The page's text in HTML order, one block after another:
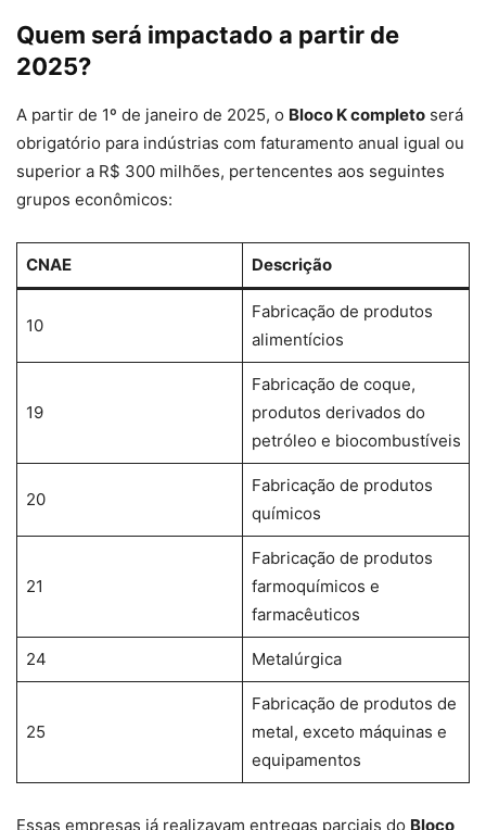
Quem será impactado a partir de
2025?
A partir de 1º de janeiro de 2025, o Bloco K completo será
obrigatório para indústrias com faturamento anual igual ou
superior a R$ 300 milhões, pertencentes aos seguintes
grupos econômicos:
CNAE Descrição
10
Fabricação de produtos
alimentícios
19
Fabricação de coque,
produtos derivados do
petróleo e biocombustíveis
20
Fabricação de produtos
químicos
21
Fabricação de produtos
farmoquímicos e
farmacêuticos
24 Metalúrgica
25
Fabricação de produtos de
metal, exceto máquinas e
equipamentos
Essas empresas já realizavam entregas parciais do Bloco